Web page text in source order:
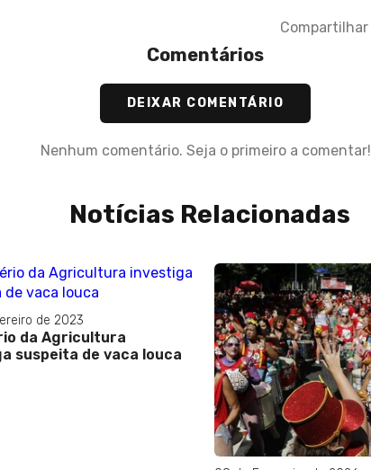
Compartilhar
Comentários
DEIXAR COMENTÁRIO
Nenhum comentário. Seja o primeiro a comentar!
Notícias Relacionadas
de 2023
da Agricultura
suspeita de vaca louca